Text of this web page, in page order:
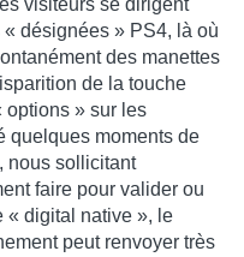
visiteurs se dirigent
désignées » PS4, là où
des manettes
de la touche
options » sur les
quelques moments de
nous sollicitant
faire pour valider ou
« digital native », le
peut renvoyer très